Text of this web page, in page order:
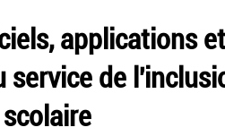
applications et
service de
scolaire